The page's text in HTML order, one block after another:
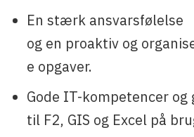
En stærk ansvarsfølelse
og en proaktiv og
e opgaver.
Gode IT-kompetencer og
til F2, GIS og Excel på